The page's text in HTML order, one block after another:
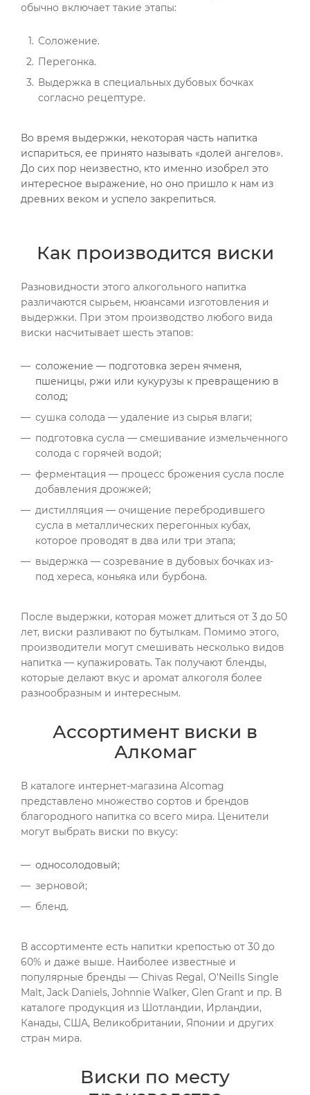
обычно включает такие этапы:
Соложение.
Перегонка.
Выдержка в специальных дубовых бочках
согласно рецептуре.
Во время выдержки, некоторая часть напитка
испариться, ее принято называть «долей ангелов».
До сих пор неизвестно, кто именно изобрел это
интересное выражение, но оно пришло к нам из
древних веком и успело закрепиться.
Как производится виски
Разновидности этого алкогольного напитка
различаются сырьем, нюансами изготовления и
выдержки. При этом производство любого вида
виски насчитывает шесть этапов:
соложение — подготовка зерен ячменя,
пшеницы, ржи или кукурузы к превращению в
солод;
сушка солода — удаление из сырья влаги;
подготовка сусла — смешивание измельченного
солода с горячей водой;
ферментация — процесс брожения сусла после
добавления дрожжей;
дистилляция — очищение перебродившего
сусла в металлических перегонных кубах,
которое проводят в два или три этапа;
выдержка — созревание в дубовых бочках из-
под хереса, коньяка или бурбона.
После выдержки, которая может длиться от 3 до 50
лет, виски разливают по бутылкам. Помимо этого,
производители могут смешивать несколько видов
напитка — купажировать. Так получают бленды,
которые делают вкус и аромат алкоголя более
разнообразным и интересным.
Ассортимент виски в
Алкомаг
В каталоге интернет-магазина Alcomag
представлено множество сортов и брендов
благородного напитка со всего мира. Ценители
могут выбрать виски по вкусу:
односолодовый;
зерновой;
бленд.
В ассортименте есть напитки крепостью от 30 до
60% и даже выше. Наиболее известные и
популярные бренды — Chivas Regal, O'Neills Single
Malt, Jack Daniels, Johnnie Walker, Glen Grant и пр. В
каталоге продукция из Шотландии, Ирландии,
Канады, США, Великобритании, Японии и других
стран мира.
Виски по месту